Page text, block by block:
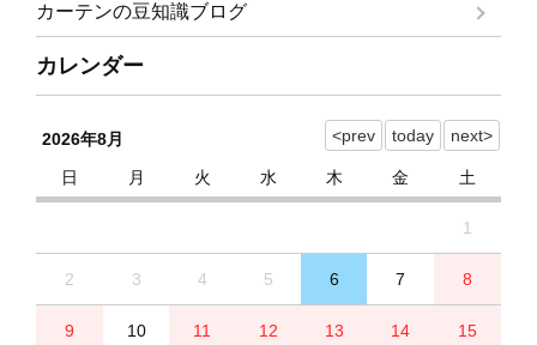
カーテンの豆知識ブログ
カレンダー
2026年8月
日
月 火 水 木 金 土
1
2 3 4 5 6 7 8
9 10 11 12 13 14 15